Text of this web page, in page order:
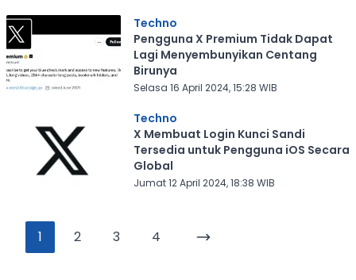
Techno
Pengguna X Premium Tidak Dapat
Lagi Menyembunyikan Centang
Birunya
Selasa 16 April 2024, 15:28 WIB
Techno
X Membuat Login Kunci Sandi
Tersedia untuk Pengguna iOS Secara
Global
Jumat 12 April 2024, 18:38 WIB
1 2 3 4